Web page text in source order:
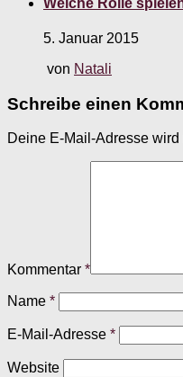
5. Januar 2015
von Natali
Schreibe einen
Deine E-Mail-Adresse
Kommentar *
Name *
E-Mail-Adresse *
Website